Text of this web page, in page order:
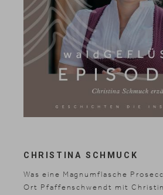
CHRISTINA SCHMUCK
Was eine Magnumflasche
Ort Pfaffenschwendt mit